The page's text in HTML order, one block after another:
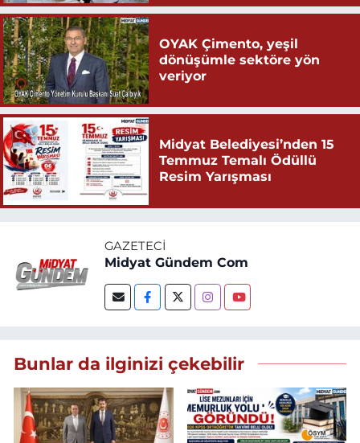
OYAK Çimento, yeşil
dönüşümle sektöre yön
veriyor
Midyat Belediyesi’nden 15
Temmuz Temalı Ödüllü
Resim Yarışması
GAZETECI
Midyat Gündem Com
Bunlar da ilginizi çekebilir